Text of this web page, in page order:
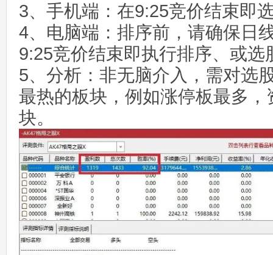
3、手机端：在9:25竞价结束即
4、电脑端：排序前，请确保日
9:25竞价结束即执行排序、或选
5、分析：非无脑介入，需对选
最热的板块，例如涨停板最多
块。